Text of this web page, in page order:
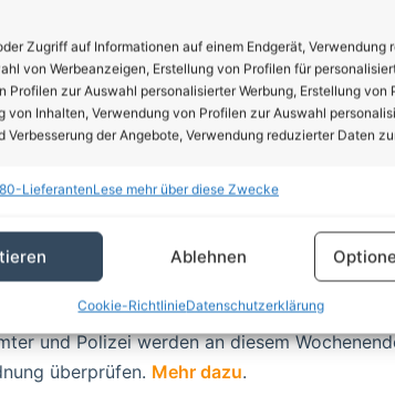
Zugriff auf Informationen auf einem Endgerät, Verwendung
von Werbeanzeigen, Erstellung von Profilen für
Profilen zur Auswahl personalisierter Werbung, Erstellung von
von Inhalten, Verwendung von Profilen zur Auswahl
Verbesserung der Angebote, Verwendung reduzierter Daten
Kombination von Daten aus unterschiedlichen Quellen,
Endgeräte, Identifikation von Endgeräten anhand
der Sicherheit, Verhinderung und
Fehlerbehebung, Bereitstellung und Anzeige
LieferantenLese mehr über diese Zwecke
Ablehnen
Cookie-RichtlinieDatenschutzerklärung
Park, auf Spielplätzen, oder sonstigen
schwer fällt und es man unter Umständen
in vollem Umfang!
im Wald, etwas Zeit im Garten, einsames
Aufenthalt nur allein, in Begleitung der im
Haushalt lebenden Person erfolgen
solltet Ihr keine Orte mit vielen oder
und Polizei werden an diesem
überprüfen. Mehr dazu.